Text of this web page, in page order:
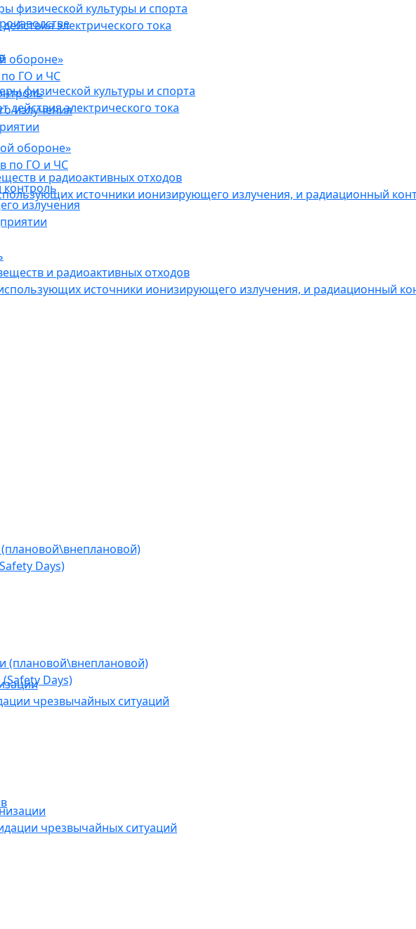
физической культуры и спорта
электрического тока
обороне»
ГО и ЧС
излучения
и радиоактивных отходов
источники ионизирующего излучения, и радиационный
Days)
чрезвычайных ситуаций
физической культуры и спорта
электрического тока
обороне»
по ГО и ЧС
контроль
излучения
и радиоактивных отходов
источники ионизирующего излучения, и радиационный
(плановой\внеплановой)
Days)
чрезвычайных ситуаций